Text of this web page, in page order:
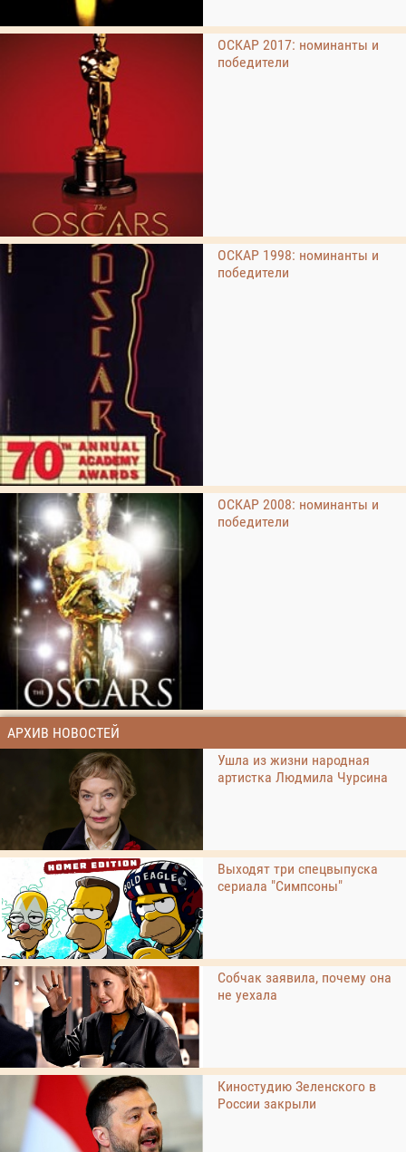
ОСКАР 2017: номинанты и
победители
ОСКАР 1998: номинанты и
победители
ОСКАР 2008: номинанты и
победители
АРХИВ НОВОСТЕЙ
Ушла из жизни народная
артистка Людмила Чурсина
Выходят три спецвыпуска
сериала "Симпсоны"
Собчак заявила, почему она
не уехала
Киностудию Зеленского в
России закрыли